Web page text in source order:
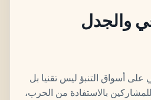
والجدل
أسواق التنبؤ ليس تقنيا بل
بالاستفادة من الحرب،